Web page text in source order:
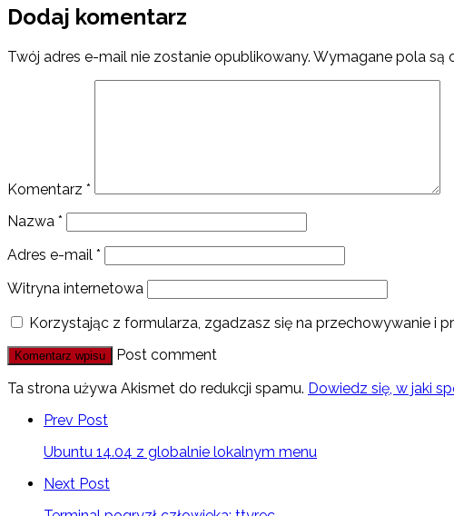
Dodaj komentarz
Twój adres e-mail nie zostanie opublikowany. Wymagane pola są
Komentarz *
Nazwa *
Adres e-mail *
Witryna internetowa
Korzystając z formularza, zgadzasz się na przechowywanie i
Post comment
Ta strona używa Akismet do redukcji spamu. Dowiedz się, w jaki
Prev Post
Ubuntu 14.04 z globalnie lokalnym menu
Next Post